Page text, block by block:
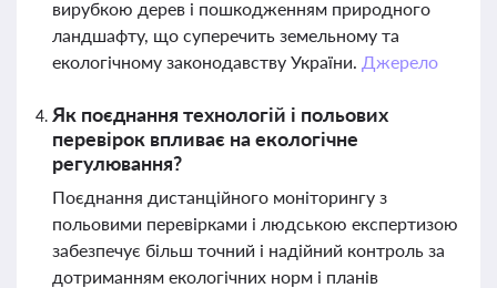
вирубкою дерев і пошкодженням природного
ландшафту, що суперечить земельному та
екологічному законодавству України. Джерело
Як поєднання технологій і польових
перевірок впливає на екологічне
регулювання?
Поєднання дистанційного моніторингу з
польовими перевірками і людською експертизою
забезпечує більш точний і надійний контроль за
дотриманням екологічних норм і планів